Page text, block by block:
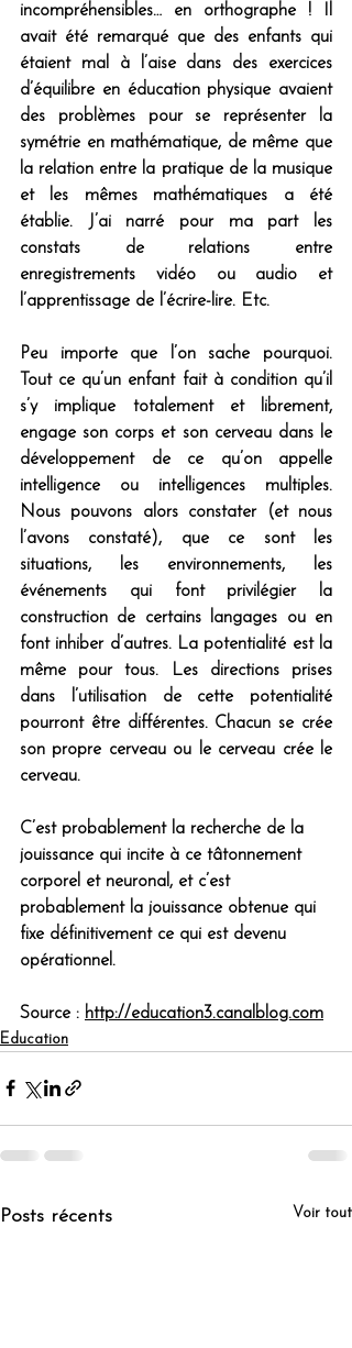
incompréhensibles… en orthographe ! Il
avait été remarqué que des enfants qui
étaient mal à l’aise dans des exercices
d’équilibre en éducation physique avaient
des problèmes pour se représenter la
symétrie en mathématique, de même que
la relation entre la pratique de la musique
et les mêmes mathématiques a été
établie. J’ai narré pour ma part les
constats de relations entre
enregistrements vidéo ou audio et
l’apprentissage de l’écrire-lire. Etc.
Peu importe que l’on sache pourquoi.
Tout ce qu’un enfant fait à condition qu’il
s’y implique totalement et librement,
engage son corps et son cerveau dans le
développement de ce qu’on appelle
intelligence ou intelligences multiples.
Nous pouvons alors constater (et nous
l’avons constaté), que ce sont les
situations, les environnements, les
événements qui font privilégier la
construction de certains langages ou en
font inhiber d’autres. La potentialité est la
même pour tous. Les directions prises
dans l’utilisation de cette potentialité
pourront être différentes. Chacun se crée
son propre cerveau ou le cerveau crée le
cerveau.
C’est probablement la recherche de la
jouissance qui incite à ce tâtonnement
corporel et neuronal, et c’est
probablement la jouissance obtenue qui
fixe définitivement ce qui est devenu
opérationnel.
Source : http://education3.canalblog.com
Education
Posts récents Voir tout